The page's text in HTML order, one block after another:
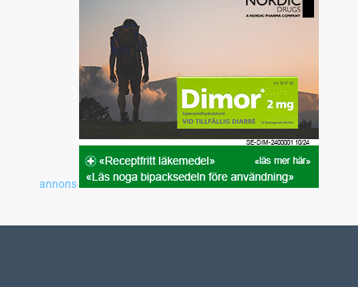
annons